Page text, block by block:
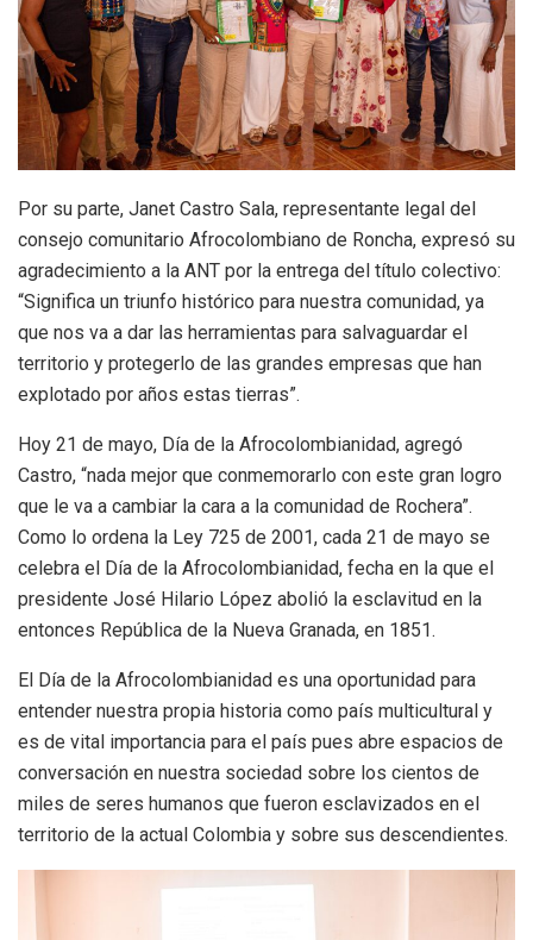
Por su parte, Janet Castro Sala, representante legal del
consejo comunitario Afrocolombiano de Roncha, expresó su
agradecimiento a la ANT por la entrega del título colectivo:
“Significa un triunfo histórico para nuestra comunidad, ya
que nos va a dar las herramientas para salvaguardar el
territorio y protegerlo de las grandes empresas que han
explotado por años estas tierras”.
Hoy 21 de mayo, Día de la Afrocolombianidad, agregó
Castro, “nada mejor que conmemorarlo con este gran logro
que le va a cambiar la cara a la comunidad de Rochera”.
Como lo ordena la Ley 725 de 2001, cada 21 de mayo se
celebra el Día de la Afrocolombianidad, fecha en la que el
presidente José Hilario López abolió la esclavitud en la
entonces República de la Nueva Granada, en 1851.
El Día de la Afrocolombianidad es una oportunidad para
entender nuestra propia historia como país multicultural y
es de vital importancia para el país pues abre espacios de
conversación en nuestra sociedad sobre los cientos de
miles de seres humanos que fueron esclavizados en el
territorio de la actual Colombia y sobre sus descendientes.